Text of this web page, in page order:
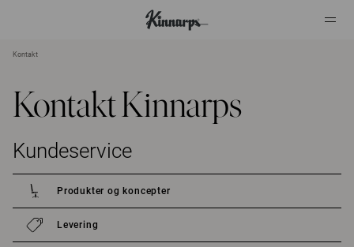
Kontakt
Kontakt Kinnarps
Kundeservice
Produkter og koncepter
Levering